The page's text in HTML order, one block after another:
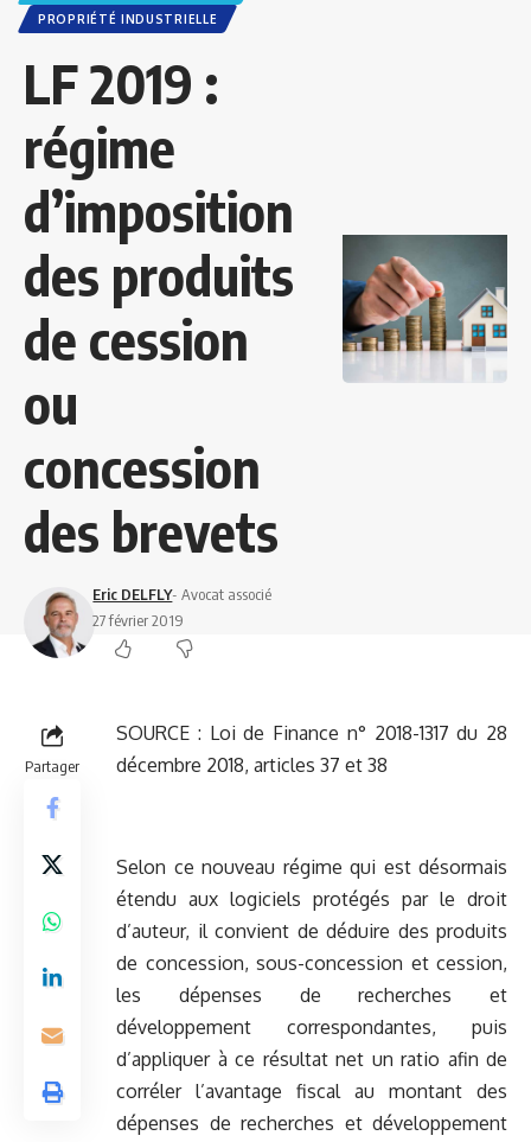
PROPRIÉTÉ INDUSTRIELLE
LF 2019 :
régime
d’imposition
des produits
de cession
ou
concession
des brevets
Eric DELFLY- Avocat associé
27 février 2019
Partager
SOURCE : Loi de Finance n° 2018-1317 du 28
décembre 2018, articles 37 et 38
Selon ce nouveau régime qui est désormais
étendu aux logiciels protégés par le droit
d’auteur, il convient de déduire des produits
de concession, sous-concession et cession,
les dépenses de recherches et
développement correspondantes, puis
d’appliquer à ce résultat net un ratio afin de
corréler l’avantage fiscal au montant des
dépenses de recherches et développement